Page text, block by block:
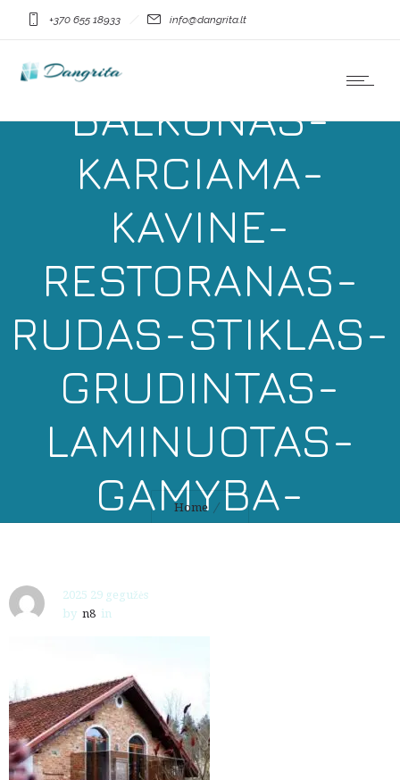
+370 655 18933 info@dangrita.lt
DANGRITA-
BALKONAS-
KARCIAMA-
KAVINE-
RESTORANAS-
RUDAS-STIKLAS-
GRUDINTAS-
LAMINUOTAS-
GAMYBA-
Home
2025 29 gegužės
by n8 in